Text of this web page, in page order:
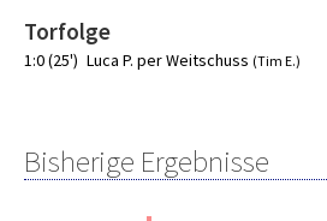
Torfolge
1:0 (25') Luca P. per Weitschuss (Tim E.)
Bisherige Ergebnisse